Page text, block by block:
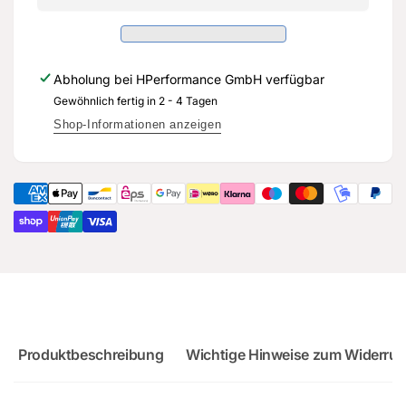
804
425
Original
Ersatzteil
für
5Q0
804
-
Original
Ersatzteil
RS3
Sportback
Abholung bei HPerformance GmbH verfügbar
Gewöhnlich fertig in 2 - 4 Tagen
Shop-Informationen anzeigen
Produktbeschreibung Wichtige Hinweise zum